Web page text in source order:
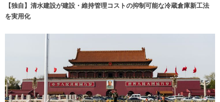
【独自】清水建設が建設・維持管理コストの抑制可能な冷蔵倉庫新工法
を実用化